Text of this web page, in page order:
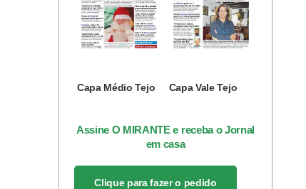
Capa Médio Tejo Capa Vale Tejo
Assine O MIRANTE e receba o Jornal
em casa
Clique para fazer o pedido